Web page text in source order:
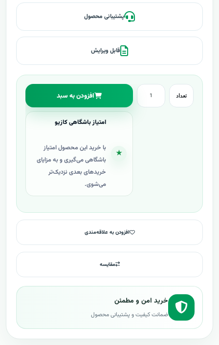
پشتیبانی محصول
قابل ویرایش
تعداد افزودن به سبد
★
امتیاز باشگاهی کازیو
با خرید این محصول امتیاز
باشگاهی می‌گیری و به مزایای
خریدهای بعدی نزدیک‌تر
می‌شوی.
افزودن به علاقه‌مندی
مقایسه
خرید امن و مطمئن
ضمانت کیفیت و پشتیبانی محصول